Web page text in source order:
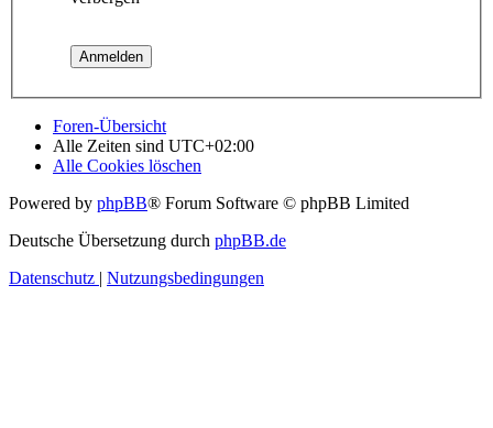
Foren-Übersicht
Alle Zeiten sind UTC+02:00
Alle Cookies löschen
Powered by phpBB® Forum Software © phpBB Limited
Deutsche Übersetzung durch phpBB.de
Datenschutz | Nutzungsbedingungen